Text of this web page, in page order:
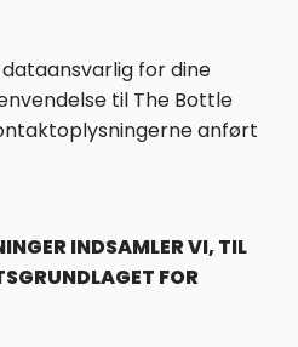
for dine
til The Bottle
anført
INDSAMLER VI, TIL
FOR